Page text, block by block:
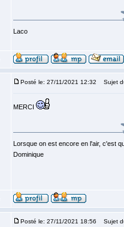
Laco
Posté le: 27/11/2021 12:32 Sujet
MERCI
Lorsque on est encore en l'air, c'est
Dominique
Posté le: 27/11/2021 18:56 Sujet